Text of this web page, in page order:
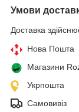
Умови
Доставка
Нова Пошта
Магазини
Укрпошта
Самовивіз